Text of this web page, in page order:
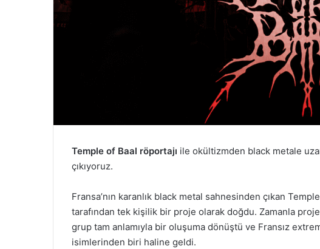
Temple of Baal röportajı ile okültizmden black metale
çıkıyoruz.
Fransa’nın karanlık black metal sahnesinden çıkan
tarafından tek kişilik bir proje olarak doğdu. Zamanla
grup tam anlamıyla bir oluşuma dönüştü ve Fransız
isimlerinden biri haline geldi.